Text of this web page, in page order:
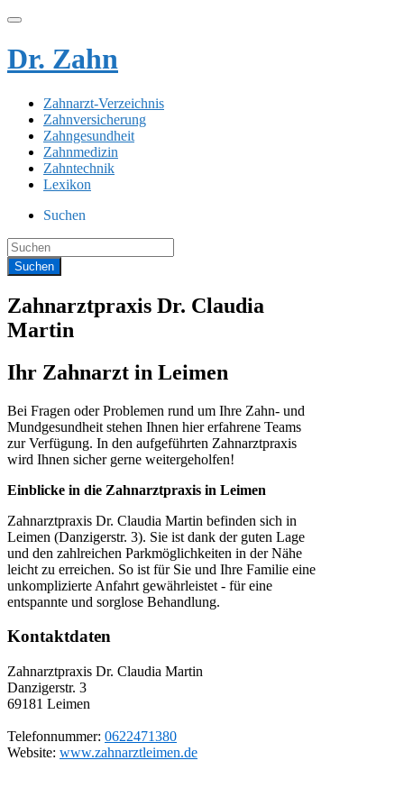
Dr. Zahn
Zahnarzt-Verzeichnis
Zahnversicherung
Zahngesundheit
Zahnmedizin
Zahntechnik
Lexikon
Suchen
Zahnarztpraxis Dr. Claudia
Martin
Ihr Zahnarzt in Leimen
Bei Fragen oder Problemen rund um Ihre Zahn- und
Mundgesundheit stehen Ihnen hier erfahrene Teams
zur Verfügung. In den aufgeführten Zahnarztpraxis
wird Ihnen sicher gerne weitergeholfen!
Einblicke in die Zahnarztpraxis in Leimen
Zahnarztpraxis Dr. Claudia Martin befinden sich in
Leimen (Danzigerstr. 3). Sie ist dank der guten Lage
und den zahlreichen Parkmöglichkeiten in der Nähe
leicht zu erreichen. So ist für Sie und Ihre Familie eine
unkomplizierte Anfahrt gewährleistet - für eine
entspannte und sorglose Behandlung.
Kontaktdaten
Zahnarztpraxis Dr. Claudia Martin
Danzigerstr. 3
69181 Leimen
Telefonnummer: 0622471380
Website: www.zahnarztleimen.de